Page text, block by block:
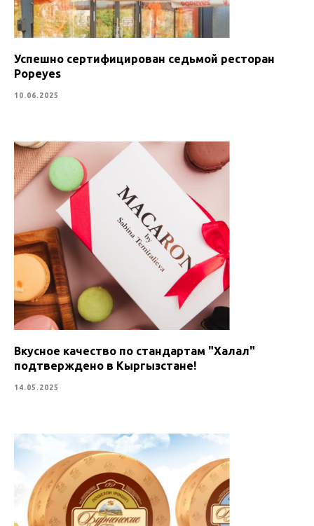
Успешно сертифицирован седьмой ресторан
Popeyes
10.06.2025
Вкусное качество по стандартам "Халал"
подтверждено в Кыргызстане!
14.05.2025